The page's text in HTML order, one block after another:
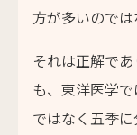
方が多いので
それは正解で
も、東洋医学
ではなく五季